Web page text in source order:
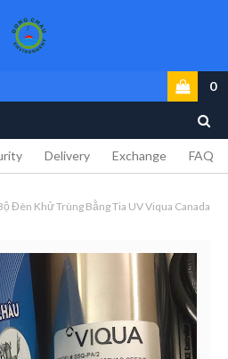
0
Delivery Exchange FAQ
Đèn Khử Trùng Bằng Tia UV Viqua Canada